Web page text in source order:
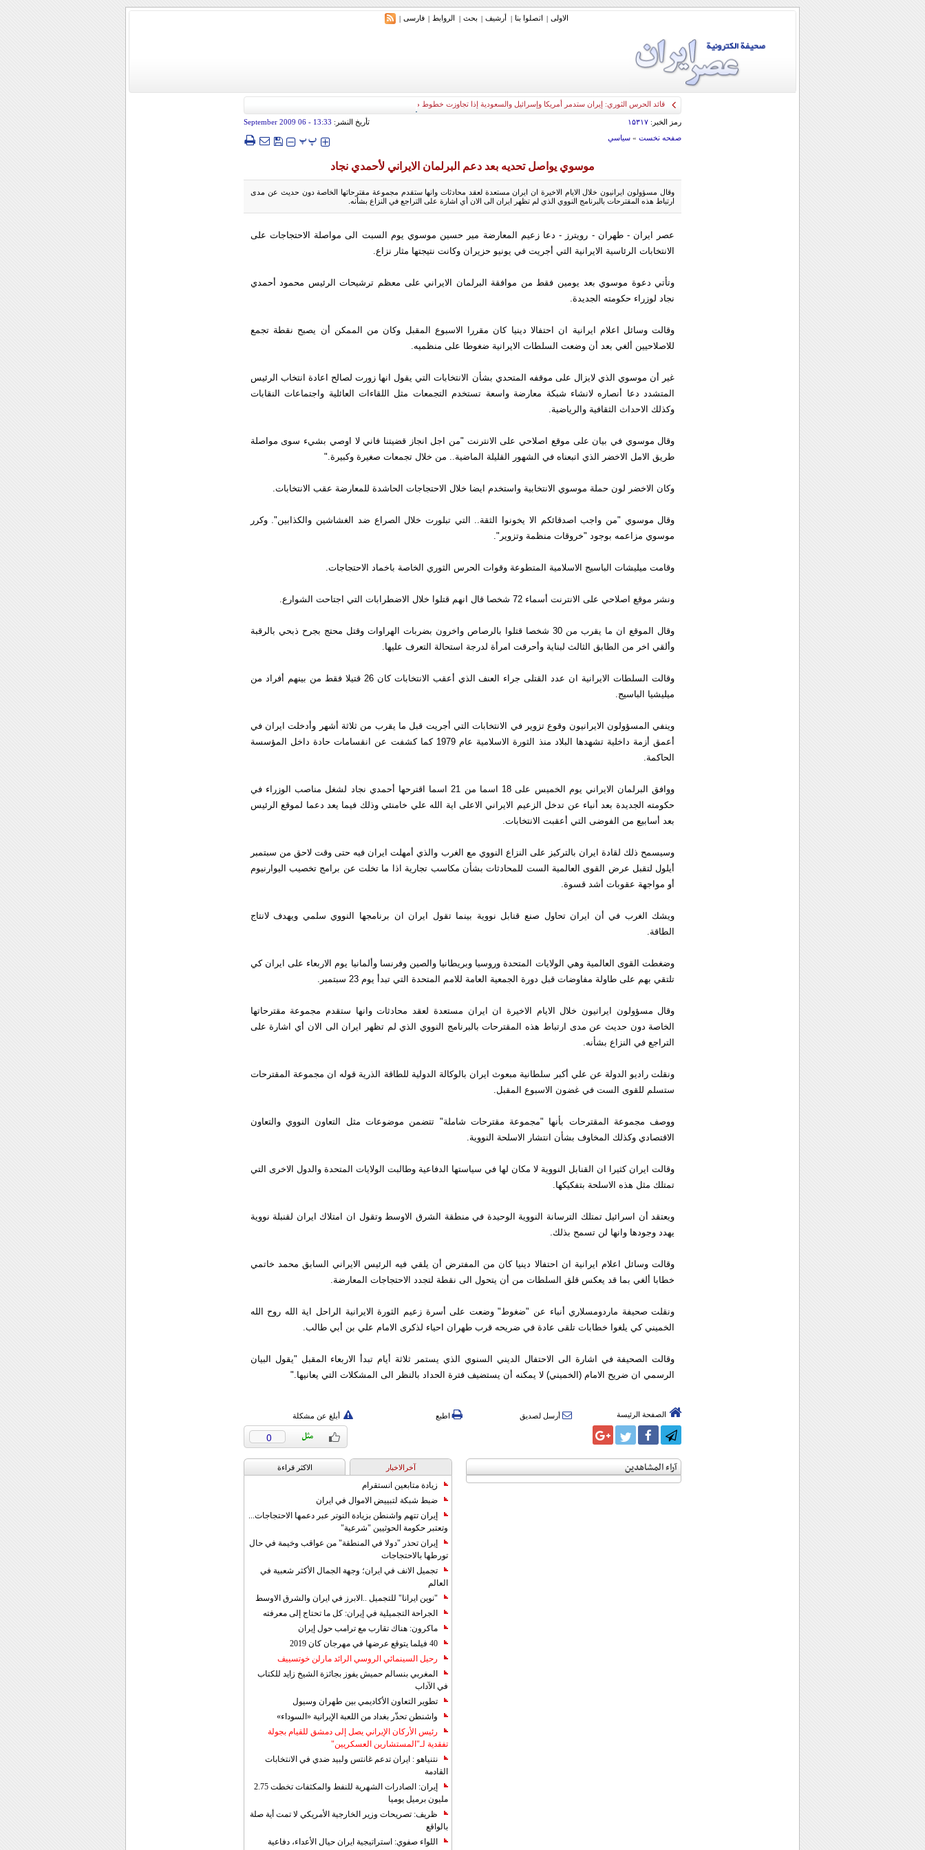
الاولی | اتصلوا بنا | أرشیف | بحث | الروابط | فارسی |
قائد الحرس الثوري: إيران ستدمر أمريكا وإسرائيل والسعودية إذا تجاوزت خطوط طهران الحمراء
رمز الخبر: ۱۵۳۱۷ تأريخ النشر: 13:33
- 06 September 2009
صفحه نخست» سياسي ‍‍‍ پپ
موسوي يواصل تحديه بعد دعم البرلمان الايراني لأحمدي نجاد
وقال مسؤولون ايرانيون خلال الايام الاخيرة ان ايران مستعدة لعقد محادثات وانها ستقدم مجموعة مقترحاتها الخاصة دون حديث عن مدى
ارتباط هذه المقترحات بالبرنامج النووي الذي لم تظهر ايران الى الان أي اشارة على التراجع في النزاع بشأنه.
عصر ایران - طهران - رويترز - دعا زعيم المعارضة مير حسين موسوي يوم السبت الى مواصلة الاحتجاجات على
الانتخابات الرئاسية الايرانية التي أجريت في يونيو حزيران وكانت نتيجتها مثار نزاع.
وتأتي دعوة موسوي بعد يومين فقط من موافقة البرلمان الايراني على معظم ترشيحات الرئيس محمود أحمدي
نجاد لوزراء حكومته الجديدة.
وقالت وسائل اعلام ايرانية ان احتفالا دينيا كان مقررا الاسبوع المقبل وكان من الممكن أن يصبح نقطة تجمع
للاصلاحيين ألغي بعد أن وضعت السلطات الايرانية ضغوطا على منظميه.
غير أن موسوي الذي لايزال على موقفه المتحدي بشأن الانتخابات التي يقول انها زورت لصالح اعادة انتخاب الرئيس
المتشدد دعا أنصاره لانشاء شبكة معارضة واسعة تستخدم التجمعات مثل اللقاءات العائلية واجتماعات النقابات
وكذلك الاحداث الثقافية والرياضية.
وقال موسوي في بيان على موقع اصلاحي على الانترنت "من اجل انجاز قضيتنا فاني لا اوصي بشيء سوى مواصلة
طريق الامل الاخضر الذي اتبعناه في الشهور القليلة الماضية.. من خلال تجمعات صغيرة وكبيرة."
وكان الاخضر لون حملة موسوي الانتخابية واستخدم ايضا خلال الاحتجاجات الحاشدة للمعارضة عقب الانتخابات.
وقال موسوي "من واجب اصدقائكم الا يخونوا الثقة.. التي تبلورت خلال الصراع ضد الغشاشين والكذابين". وكرر
موسوي مزاعمه بوجود "خروقات منظمة وتزوير".
وقامت ميليشات الباسيج الاسلامية المتطوعة وقوات الحرس الثوري الخاصة باخماد الاحتجاجات.
ونشر موقع اصلاحي على الانترنت أسماء 72 شخصا قال انهم قتلوا خلال الاضطرابات التي اجتاحت الشوارع.
وقال الموقع ان ما يقرب من 30 شخصا قتلوا بالرصاص واخرون بضربات الهراوات وقتل محتج بجرح ذبحي بالرقبة
وألقي اخر من الطابق الثالث لبناية وأحرقت امرأة لدرجة استحالة التعرف عليها.
وقالت السلطات الايرانية ان عدد القتلى جراء العنف الذي أعقب الانتخابات كان 26 قتيلا فقط من بينهم أفراد من
ميليشيا الباسيج.
وينفي المسؤولون الايرانيون وقوع تزوير في الانتخابات التي أجريت قبل ما يقرب من ثلاثة أشهر وأدخلت ايران في
أعمق أزمة داخلية تشهدها البلاد منذ الثورة الاسلامية عام 1979 كما كشفت عن انقسامات حادة داخل المؤسسة
الحاكمة.
ووافق البرلمان الايراني يوم الخميس على 18 اسما من 21 اسما اقترحها أحمدي نجاد لشغل مناصب الوزراء في
حكومته الجديدة بعد أنباء عن تدخل الزعيم الايراني الاعلى اية الله علي خامنئي وذلك فيما يعد دعما لموقع الرئيس
بعد أسابيع من الفوضى التي أعقبت الانتخابات.
وسيسمح ذلك لقادة ايران بالتركيز على النزاع النووي مع الغرب والذي أمهلت ايران فيه حتى وقت لاحق من سبتمبر
أيلول لتقبل عرض القوى العالمية الست للمحادثات بشأن مكاسب تجارية اذا ما تخلت عن برامج تخصيب اليوارنيوم
أو مواجهة عقوبات أشد قسوة.
ويشك الغرب في أن ايران تحاول صنع قنابل نووية بينما تقول ايران ان برنامجها النووي سلمي ويهدف لانتاج
الطاقة.
وضغطت القوى العالمية وهي الولايات المتحدة وروسيا وبريطانيا والصين وفرنسا وألمانيا يوم الاربعاء على ايران كي
تلتقي بهم على طاولة مفاوضات قبل دورة الجمعية العامة للامم المتحدة التي تبدأ يوم 23 سبتمبر.
وقال مسؤولون ايرانيون خلال الايام الاخيرة ان ايران مستعدة لعقد محادثات وانها ستقدم مجموعة مقترحاتها
الخاصة دون حديث عن مدى ارتباط هذه المقترحات بالبرنامج النووي الذي لم تظهر ايران الى الان أي اشارة على
التراجع في النزاع بشأنه.
ونقلت راديو الدولة عن علي أكبر سلطانية مبعوث ايران بالوكالة الدولية للطاقة الذرية قوله ان مجموعة المقترحات
ستسلم للقوى الست في غضون الاسبوع المقبل.
ووصف مجموعة المقترحات بأنها "مجموعة مقترحات شاملة" تتضمن موضوعات مثل التعاون النووي والتعاون
الاقتصادي وكذلك المخاوف بشأن انتشار الاسلحة النووية.
وقالت ايران كثيرا ان القنابل النووية لا مكان لها في سياستها الدفاعية وطالبت الولايات المتحدة والدول الاخرى التي
تمتلك مثل هذه الاسلحة بتفكيكها.
ويعتقد أن اسرائيل تمتلك الترسانة النووية الوحيدة في منطقة الشرق الاوسط وتقول ان امتلاك ايران لقنبلة نووية
يهدد وجودها وانها لن تسمح بذلك.
وقالت وسائل اعلام ايرانية ان احتفالا دينيا كان من المفترض أن يلقي فيه الرئيس الايراني السابق محمد خاتمي
خطابا ألغي بما قد يعكس قلق السلطات من أن يتحول الى نقطة لتجدد الاحتجاجات المعارضة.
ونقلت صحيفة ماردومسلاري أنباء عن "ضغوط" وضعت على أسرة زعيم الثورة الايرانية الراحل اية الله روح الله
الخميني كي يلغوا خطابات تلقى عادة في ضريحه قرب طهران احياء لذكرى الامام علي بن أبي طالب.
وقالت الصحيفة في اشارة الى الاحتفال الديني السنوي الذي يستمر ثلاثة أيام تبدأ الاربعاء المقبل "يقول البيان
الرسمي ان ضريح الامام (الخميني) لا يمكنه أن يستضيف فترة الحداد بالنظر الى المشكلات التي يعانيها."
الصفحة الرئيسة أرسل لصديق اطبع أبلغ عن مشكلة
0
آراء المشاهدين آخرالاخبار الاکثر قراءة
زيادة متابعين انستقرام
ضبط شبكة لتبييض الاموال في ايران
إيران تتهم واشنطن بزيادة التوتر عبر دعمها الاحتجاجات...
وتعتبر حكومة الحوثيين "شرعية"
إيران تحذر "دولا في المنطقة" من عواقب وخيمة في حال
تورطها بالاحتجاجات
تجميل الانف في ايران؛ وجهة الجمال الأكثر شعبية في
العالم
"نوين ايرانا" للتجميل ..الابرز في ايران والشرق الاوسط
الجراحة التجميلية في إيران: كل ما تحتاج إلى معرفته
ماكرون: هناك تقارب مع ترامب حول إيران
40 فيلما يتوقع عرضها في مهرجان كان 2019
رحيل السينمائي الروسي الرائد مارلن خوتسييف
المغربي بنسالم حميش يفوز بجائزة الشيخ زايد للكتاب
في الآداب
تطوير التعاون الأكاديمي بين طهران وسيول
واشنطن تحذّر بغداد من اللعبة الإيرانية «السوداء»
رئيس الأركان الإيراني يصل إلى دمشق للقيام بجولة
تفقدية لـ"المستشارين العسكريين"
نتنياهو : ايران تدعم غانتس ولبيد ضدي في الانتخابات
القادمة
إيران: الصادرات الشهریة للنفط والمكثفات تخطت 2.75
مليون برميل يوميا
ظريف: تصريحات وزير الخارجية الأمريكي لا تمت أية صلة
بالواقع
اللواء صفوي: استراتيجية ايران حيال الأعداء، دفاعية